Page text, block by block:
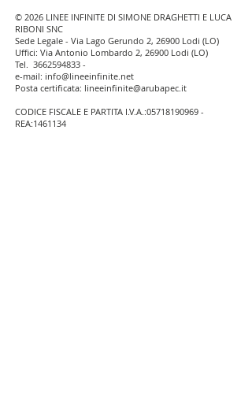
© 2026 LINEE INFINITE DI SIMONE DRAGHETTI E LUCA
RIBONI SNC
Sede Legale - Via Lago Gerundo 2, 26900 Lodi (LO)
Uffici: Via Antonio Lombardo 2, 26900 Lodi (LO)
Tel. 3662594833 -
e-mail: info@lineeinfinite.net
Posta certificata: lineeinfinite@arubapec.it
CODICE FISCALE E PARTITA I.V.A.:05718190969 -
REA:1461134